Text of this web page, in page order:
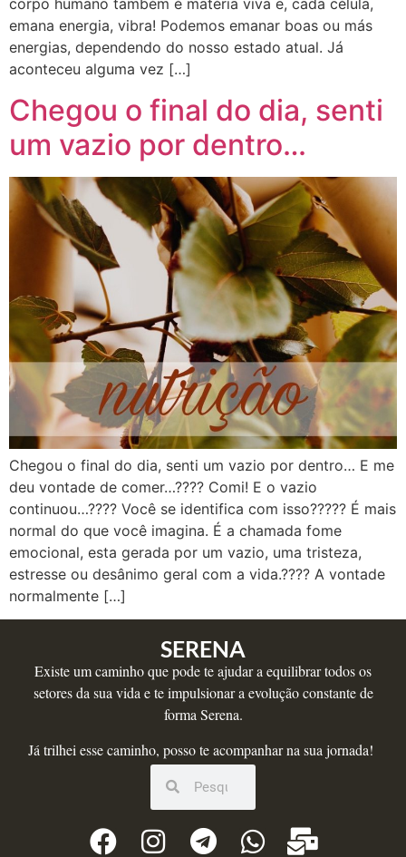
corpo humano também é matéria viva e, cada célula,
emana energia, vibra! Podemos emanar boas ou más
energias, dependendo do nosso estado atual. Já
aconteceu alguma vez […]
Chegou o final do dia, senti
um vazio por dentro…
Chegou o final do dia, senti um vazio por dentro… E me
deu vontade de comer…???? Comi! E o vazio
continuou…???? Você se identifica com isso????? É mais
normal do que você imagina. É a chamada fome
emocional, esta gerada por um vazio, uma tristeza,
estresse ou desânimo geral com a vida.???? A vontade
normalmente […]
SERENA
Existe um caminho que pode te ajudar a equilibrar todos os
setores da sua vida e te impulsionar a evolução constante de
forma Serena.
Já trilhei esse caminho, posso te acompanhar na sua jornada!